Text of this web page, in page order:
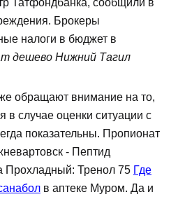
Брокеры
налоги в бюджет в
дешево Нижний Тагил
обращают внимание на то,
в случае оценки ситуации с
показательны. Пропионат
- Пептид
Прохладный: Тренол 75 Где
в аптеке Муром. Да и